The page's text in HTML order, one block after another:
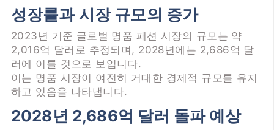
성장률과 시장 규모의 증가
2023년 기준 글로벌 명품 패션 시장의 규모는 약
2,016억 달러로 추정되며, 2028년에는 2,686억 달
러에 이를 것으로 보입니다.
이는 명품 시장이 여전히 거대한 경제적 규모를 유지
하고 있음을 나타냅니다.
2028년 2,686억 달러 돌파 예상